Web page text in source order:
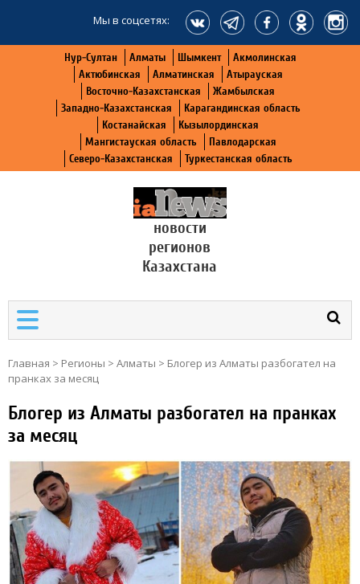
Мы в соцсетях:
Нур-Султан Алматы Шымкент
Акмолинская
Актюбинская
Алматинская
Атырауская
Восточно-Казахстанская
Жамбылская
Западно-Казахстанская
Карагандинская область
Костанайская
Кызылординская
Мангистауская область
Павлодарская
Северо-Казахстанская
Туркестанская область
новости
регионов
Казахстана
Главная > Регионы > Алматы > Блогер из Алматы разбогател на
пранках за месяц
Блогер из Алматы разбогател на пранках
за месяц